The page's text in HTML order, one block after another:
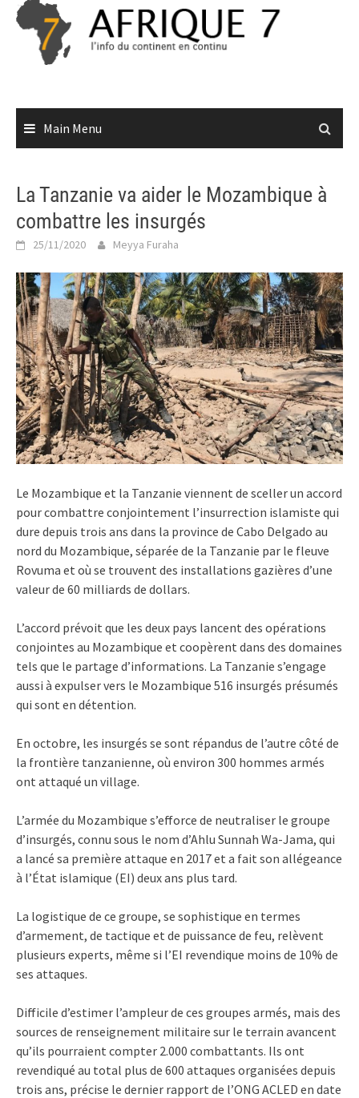
Skip
content
Main Menu
La Tanzanie va aider le Mozambique à
combattre les insurgés
25/11/2020 Meyya Furaha
Le Mozambique et la Tanzanie viennent de sceller un accord
pour combattre conjointement l’insurrection islamiste qui
dure depuis trois ans dans la province de Cabo Delgado au
nord du Mozambique, séparée de la Tanzanie par le fleuve
Rovuma et où se trouvent des installations gazières d’une
valeur de 60 milliards de dollars.
L’accord prévoit que les deux pays lancent des opérations
conjointes au Mozambique et coopèrent dans des domaines
tels que le partage d’informations. La Tanzanie s’engage
aussi à expulser vers le Mozambique 516 insurgés présumés
qui sont en détention.
En octobre, les insurgés se sont répandus de l’autre côté de
la frontière tanzanienne, où environ 300 hommes armés
ont attaqué un village.
L’armée du Mozambique s’efforce de neutraliser le groupe
d’insurgés, connu sous le nom d’Ahlu Sunnah Wa-Jama, qui
a lancé sa première attaque en 2017 et a fait son allégeance
à l’État islamique (EI) deux ans plus tard.
La logistique de ce groupe, se sophistique en termes
d’armement, de tactique et de puissance de feu, relèvent
plusieurs experts, même si l’EI revendique moins de 10% de
ses attaques.
Difficile d’estimer l’ampleur de ces groupes armés, mais des
sources de renseignement militaire sur le terrain avancent
qu’ils pourraient compter 2.000 combattants. Ils ont
revendiqué au total plus de 600 attaques organisées depuis
trois ans, précise le dernier rapport de l’ONG ACLED en date